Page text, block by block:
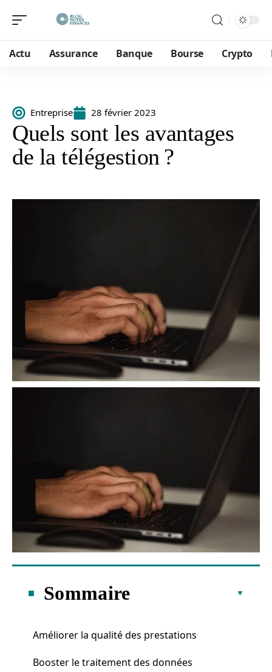
Actu Assurance Banque Bourse Crypto
Entreprise 28 février 2023
Quels sont les avantages
de la télégestion ?
Sommaire
Améliorer la qualité des prestations
Booster le traitement des données